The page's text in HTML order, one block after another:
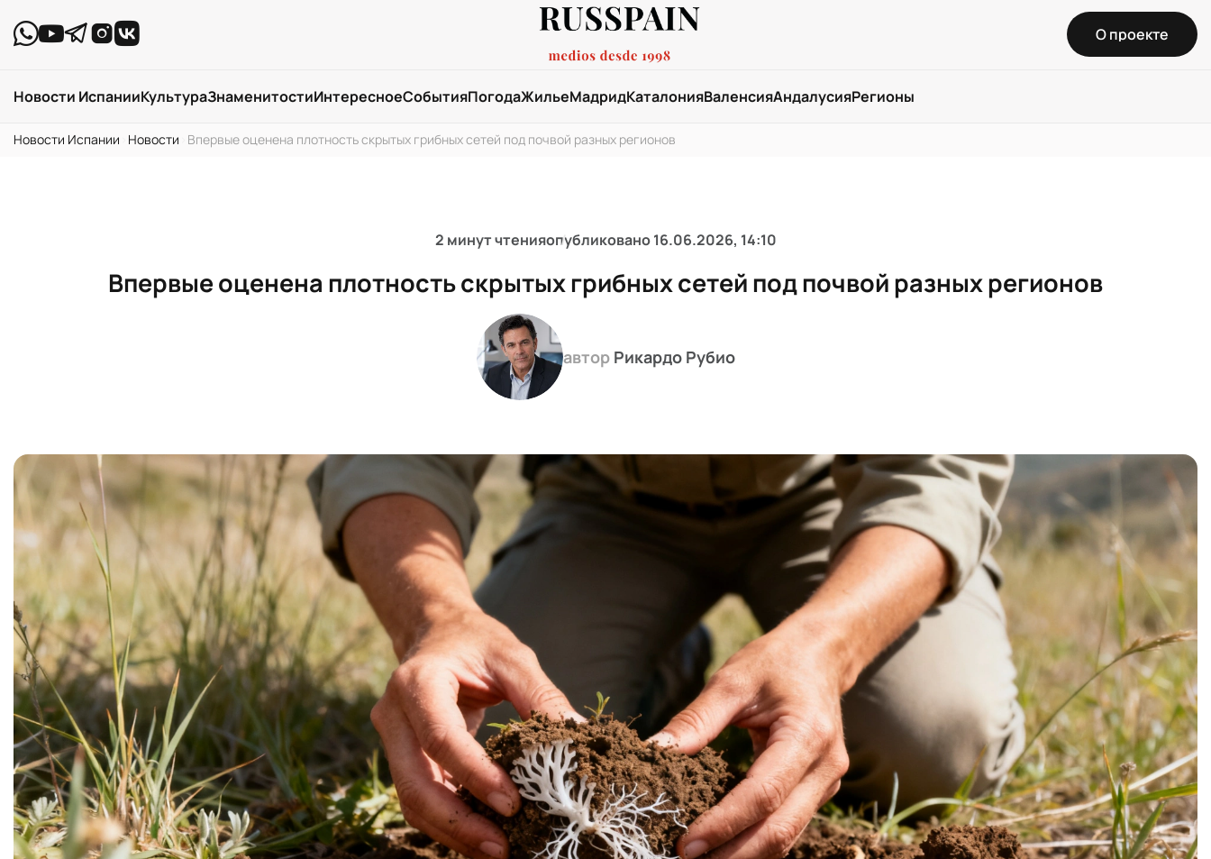
О проекте
Новости ИспанииКультураЗнаменитостиИнтересноеСобытияПогодаЖильеМадридКаталонияВаленсияАндалусияРегионы
Новости Испании Новости Впервые оценена плотность скрытых грибных сетей под почвой разных регионов
2 минут чтенияопубликовано16.06.2026, 14:10
Впервые оценена плотность скрытых грибных сетей под почвой разных регионов
автор Рикардо Рубио